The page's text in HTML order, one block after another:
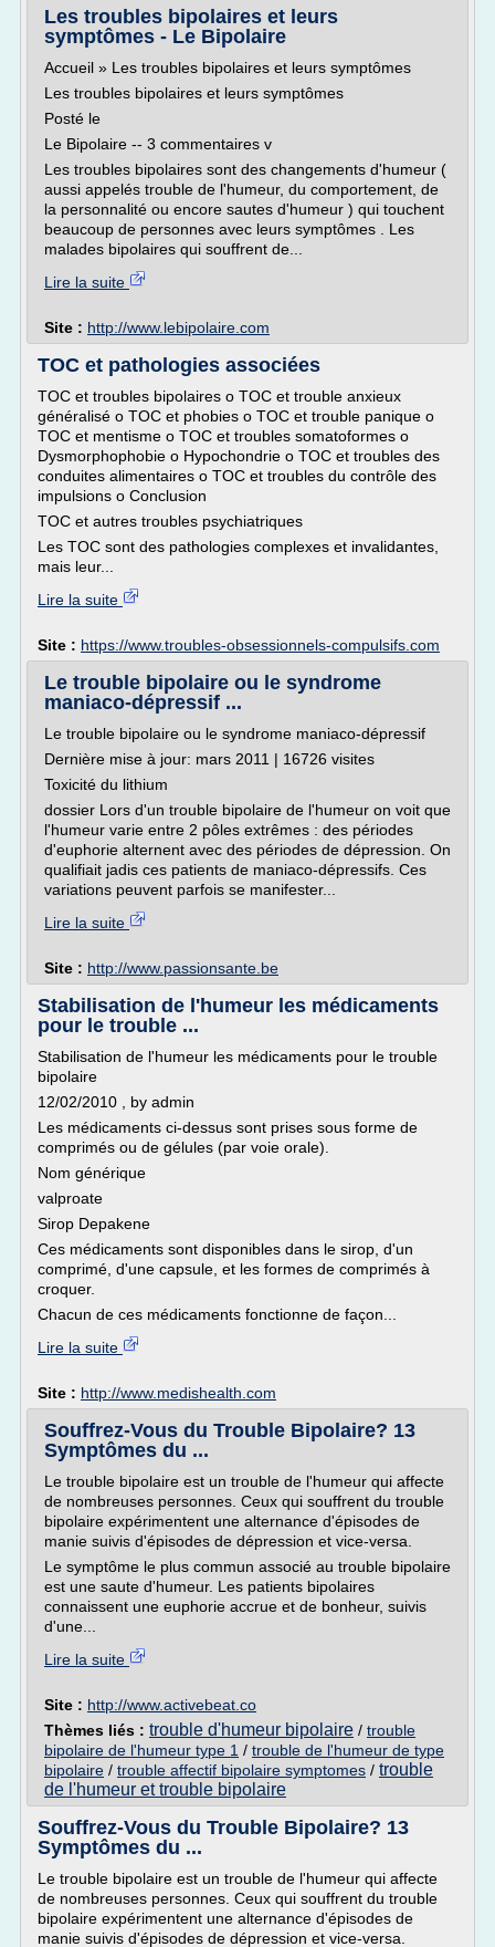
Les troubles bipolaires et leurs
symptômes - Le Bipolaire
Accueil » Les troubles bipolaires et leurs symptômes
Les troubles bipolaires et leurs symptômes
Posté le
Le Bipolaire -- 3 commentaires v
Les troubles bipolaires sont des changements d'humeur (
aussi appelés trouble de l'humeur, du comportement, de
la personnalité ou encore sautes d'humeur ) qui touchent
beaucoup de personnes avec leurs symptômes . Les
malades bipolaires qui souffrent de...
Lire la suite
Site : http://www.lebipolaire.com
TOC et pathologies associées
TOC et troubles bipolaires o TOC et trouble anxieux
généralisé o TOC et phobies o TOC et trouble panique o
TOC et mentisme o TOC et troubles somatoformes o
Dysmorphophobie o Hypochondrie o TOC et troubles des
conduites alimentaires o TOC et troubles du contrôle des
impulsions o Conclusion
TOC et autres troubles psychiatriques
Les TOC sont des pathologies complexes et invalidantes,
mais leur...
Lire la suite
Site : https://www.troubles-obsessionnels-compulsifs.com
Le trouble bipolaire ou le syndrome
maniaco-dépressif ...
Le trouble bipolaire ou le syndrome maniaco-dépressif
Dernière mise à jour: mars 2011 | 16726 visites
Toxicité du lithium
dossier Lors d'un trouble bipolaire de l'humeur on voit que
l'humeur varie entre 2 pôles extrêmes : des périodes
d'euphorie alternent avec des périodes de dépression. On
qualifiait jadis ces patients de maniaco-dépressifs. Ces
variations peuvent parfois se manifester...
Lire la suite
Site : http://www.passionsante.be
Stabilisation de l'humeur les médicaments
pour le trouble ...
Stabilisation de l'humeur les médicaments pour le trouble
bipolaire
12/02/2010 , by admin
Les médicaments ci-dessus sont prises sous forme de
comprimés ou de gélules (par voie orale).
Nom générique
valproate
Sirop Depakene
Ces médicaments sont disponibles dans le sirop, d'un
comprimé, d'une capsule, et les formes de comprimés à
croquer.
Chacun de ces médicaments fonctionne de façon...
Lire la suite
Site : http://www.medishealth.com
Souffrez-Vous du Trouble Bipolaire? 13
Symptômes du ...
Le trouble bipolaire est un trouble de l'humeur qui affecte
de nombreuses personnes. Ceux qui souffrent du trouble
bipolaire expérimentent une alternance d'épisodes de
manie suivis d'épisodes de dépression et vice-versa.
Le symptôme le plus commun associé au trouble bipolaire
est une saute d'humeur. Les patients bipolaires
connaissent une euphorie accrue et de bonheur, suivis
d'une...
Lire la suite
Site : http://www.activebeat.co
Thèmes liés : trouble d'humeur bipolaire / trouble
bipolaire de l'humeur type 1 / trouble de l'humeur de type
bipolaire / trouble affectif bipolaire symptomes / trouble
de l'humeur et trouble bipolaire
Souffrez-Vous du Trouble Bipolaire? 13
Symptômes du ...
Le trouble bipolaire est un trouble de l'humeur qui affecte
de nombreuses personnes. Ceux qui souffrent du trouble
bipolaire expérimentent une alternance d'épisodes de
manie suivis d'épisodes de dépression et vice-versa.